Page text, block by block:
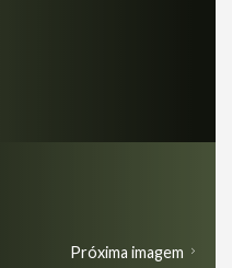
Próxima imagem